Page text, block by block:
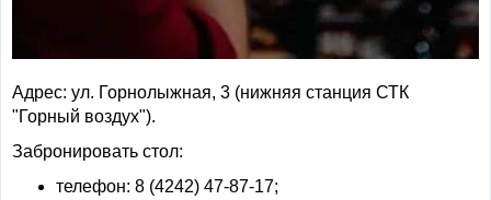
Адрес: ул. Горнолыжная, 3 (нижняя станция СТК
"Горный воздух").
Забронировать стол:
телефон: 8 (4242) 47-87-17;